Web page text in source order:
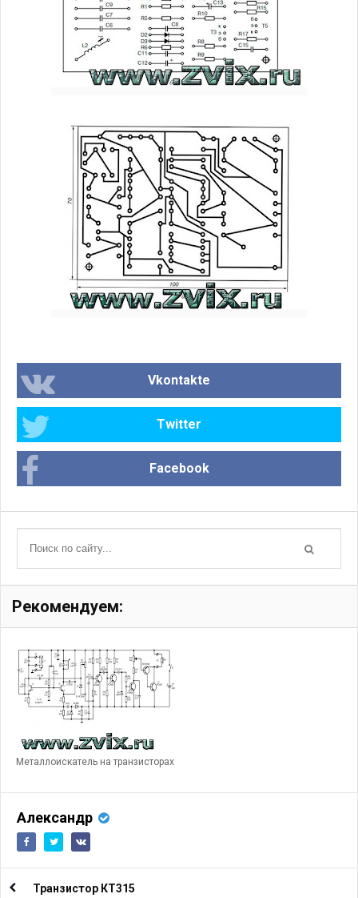
Vkontakte
Twitter
Facebook
Рекомендуем:
Металлоискатель на транзисторах
Александр
Транзистор КТ315